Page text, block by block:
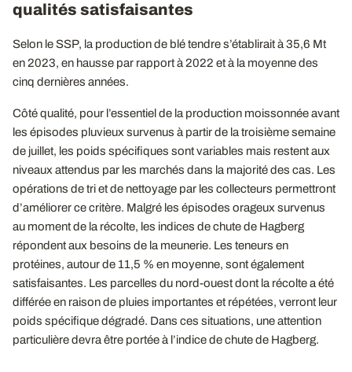
qualités satisfaisantes
Selon le SSP, la production de blé tendre s’établirait à 35,6 Mt
en 2023, en hausse par rapport à 2022 et à la moyenne des
cinq dernières années.
Côté qualité, pour l’essentiel de la production moissonnée avant
les épisodes pluvieux survenus à partir de la troisième semaine
de juillet, les poids spécifiques sont variables mais restent aux
niveaux attendus par les marchés dans la majorité des cas. Les
opérations de tri et de nettoyage par les collecteurs permettront
d’améliorer ce critère. Malgré les épisodes orageux survenus
au moment de la récolte, les indices de chute de Hagberg
répondent aux besoins de la meunerie. Les teneurs en
protéines, autour de 11,5 % en moyenne, sont également
satisfaisantes. Les parcelles du nord-ouest dont la récolte a été
différée en raison de pluies importantes et répétées, verront leur
poids spécifique dégradé. Dans ces situations, une attention
particulière devra être portée à l’indice de chute de Hagberg.